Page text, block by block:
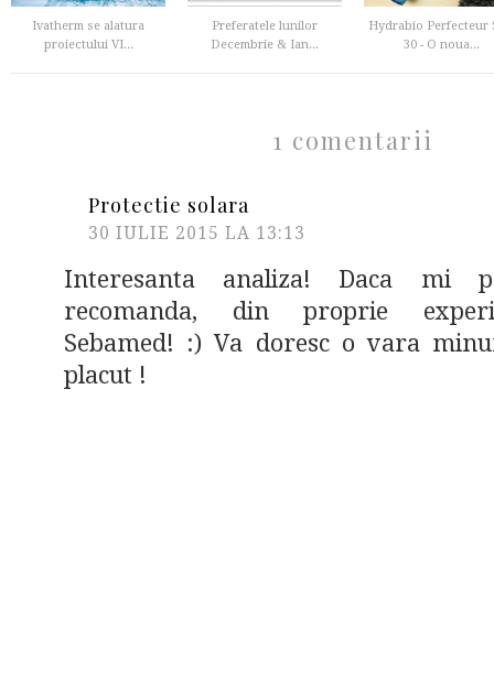
Ivatherm se alatura
proiectului VI...
Preferatele lunilor
Decembrie & Ian...
Hydrabio Perfecteur
30 - O noua...
1 comentarii
Protectie solara
30 IULIE 2015 LA 13:13
Interesanta analiza! Daca mi
recomanda, din proprie
Sebamed! :) Va doresc o vara
placut !